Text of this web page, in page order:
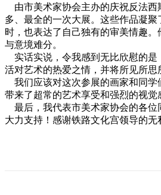
由市美术家协会主办的庆祝反法西
多、最全的一次大展。这些作品凝
时，也表达了自己独有的审美情趣
与意境难分。
实话实说，令我感到无比欣慰的是
活对艺术的热爱之情，并将所见所
我们应该对这次参展的画家和同学
带来了超常的艺术享受和强烈的视
最后，我代表市美术家协会的各位
大力支持！感谢铁路文化宫领导的无
牡丹江市